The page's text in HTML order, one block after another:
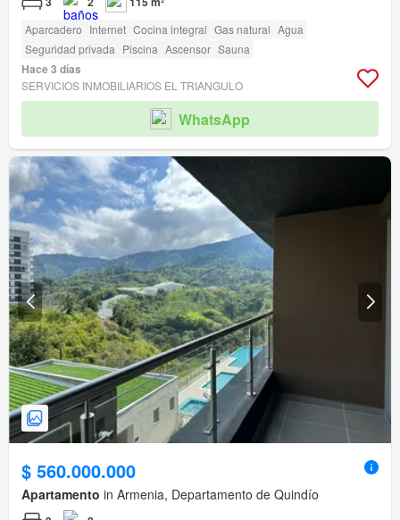
Aparcadero Internet Cocina integral Gas natural Agua
Seguridad privada Piscina Ascensor Sauna
Hace 3 días
SERVICIOS INMOBILIARIOS EL TRIANGULO
WhatsApp
$ 560.000.000
Apartamento in Armenia, Departamento de Quindío